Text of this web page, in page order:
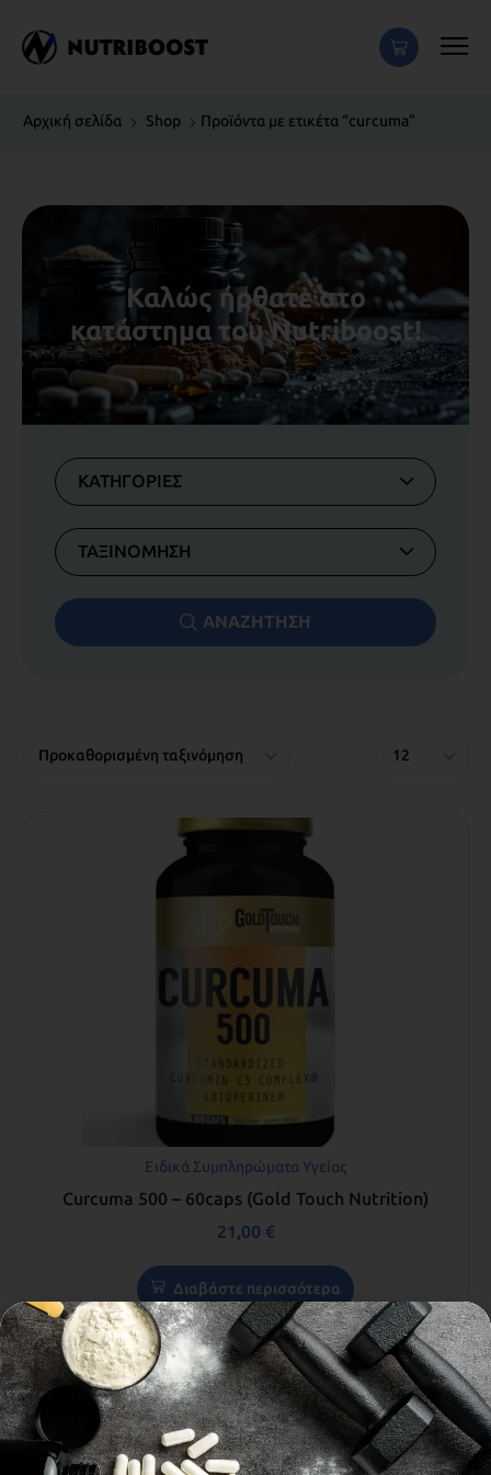
Αρχική σελίδα Shop Προϊόντα με ετικέτα “curcuma”
Καλώς ήρθατε στο
κατάστημα του Nutriboost!
ΚΑΤΗΓΟΡΙΕΣ
ΤΑΞΙΝΟΜΗΣΗ
ΑΝΑΖΗΤΗΣΗ
Ειδικά Συμπληρώματα Υγείας
Curcuma 500 – 60caps (Gold Touch Nutrition)
21,00 €
Διαβάστε περισσότερα